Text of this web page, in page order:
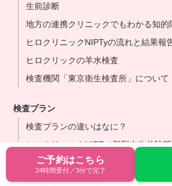
生前診断
地方の連携クリニックでもわかる知的
ヒロクリニックNIPTyの流れと結果報
ヒロクリックの羊水検査
検査機関「東京衛生検査所」について
検査プラン
検査プランの違いはなに？
ヒロクリニックNIPT（新型出生前診断
検査プラン一覧
代表的な遺伝子疾患
ご予約はこちら
24時間受付／3分で完了